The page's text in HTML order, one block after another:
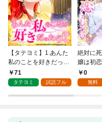
【タテヨミ】1.あんた
私のことを好きだった
の？
71
タテヨミ 試読フル
絶対に
嬢は初
話0
無料